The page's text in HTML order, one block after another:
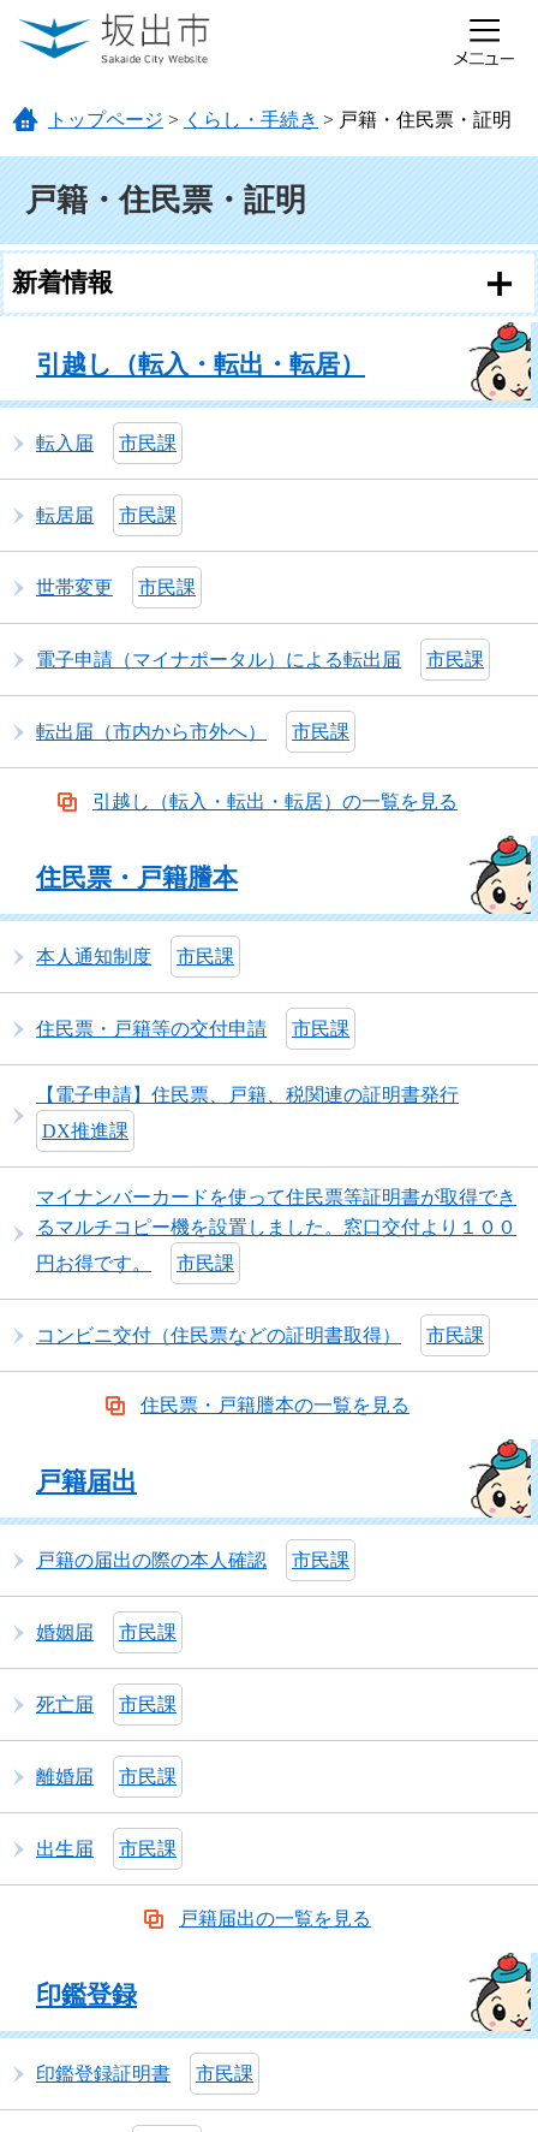
ページの先頭です。
メニューを飛ばして本文へ
トップページ > くらし・手続き > 戸籍・住民票・証明
戸籍・住民票・証明
新着情報
引越し（転入・転出・転居）
転入届 市民課
転居届 市民課
世帯変更 市民課
電子申請（マイナポータル）による転出届 市民課
転出届（市内から市外へ） 市民課
引越し（転入・転出・転居）の一覧を見る
住民票・戸籍謄本
本人通知制度 市民課
住民票・戸籍等の交付申請 市民課
【電子申請】住民票、戸籍、税関連の証明書発行
DX推進課
マイナンバーカードを使って住民票等証明書が取得でき
るマルチコピー機を設置しました。窓口交付より１００
円お得です。
市民課
コンビニ交付（住民票などの証明書取得） 市民課
住民票・戸籍謄本の一覧を見る
戸籍届出
戸籍の届出の際の本人確認 市民課
婚姻届 市民課
死亡届 市民課
離婚届 市民課
出生届 市民課
戸籍届出の一覧を見る
印鑑登録
印鑑登録証明書 市民課